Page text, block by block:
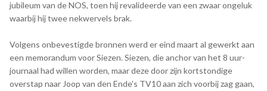
jubileum van de NOS, toen hij revalideerde van een zwaar ongeluk
waarbij hij twee nekwervels brak.
Volgens onbevestigde bronnen werd er eind maart al gewerkt aan
een memorandum voor Siezen. Siezen, die anchor van het 8 uur-
journaal had willen worden, maar deze door zijn kortstondige
overstap naar Joop van den Ende's TV10 aan zich voorbij zag gaan,